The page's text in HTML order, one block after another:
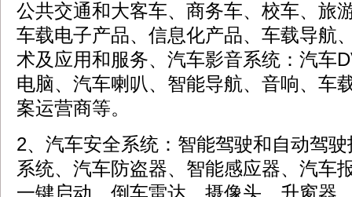
公共交通和大客车、商务车、校车、旅
车载电子产品、信息化产品、车载导航
术及应用和服务、汽车影音系统：汽车
电脑、汽车喇叭、智能导航、音响、车
案运营商等。
2、汽车安全系统：智能驾驶和自动驾
系统、汽车防盗器、智能感应器、汽车